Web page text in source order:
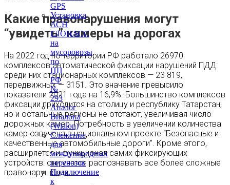
GPS
Установка
АСН
ГЛОНАСС
на
мусоровозы
по
ПП
РФ
№
293
Аналог
Виалона
(Wialon)
Слежение
для
международных
перевозок
Подключение
к
Какие правонарушения могут
“увидеть” камеры на дорогах
На 2022 год по территории РФ работало 26970
комплексов автоматической фиксации нарушений ПДД:
среди них стационарных комплексов — 23 819,
передвижных — 3151. Это значение превысило
показатели 2021 года на 16,9%. Большинство комплексов
фиксации приходится на столицу и республику Татарстан,
но и остальные регионы не отстают, увеличивая число
дорожных камер. Потребность в увеличении количества
камер озвучена в национальном проекте “Безопасные и
качественные автомобильные дороги”. Кроме этого,
расширяется и функционал самих фиксирующих
устройств: они учатся распознавать все более сложные
правонарушения.